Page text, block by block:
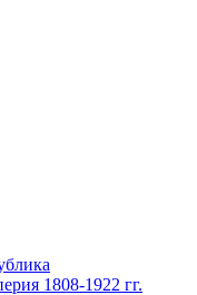
1808-1922 гг.